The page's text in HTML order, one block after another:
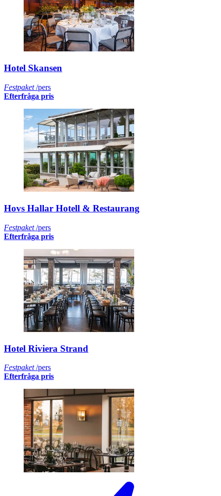
Hotel Skansen
Festpaket/pers
Efterfråga pris
Hovs Hallar Hotell & Restaurang
Festpaket/pers
Efterfråga pris
Hotel Riviera Strand
Festpaket/pers
Efterfråga pris